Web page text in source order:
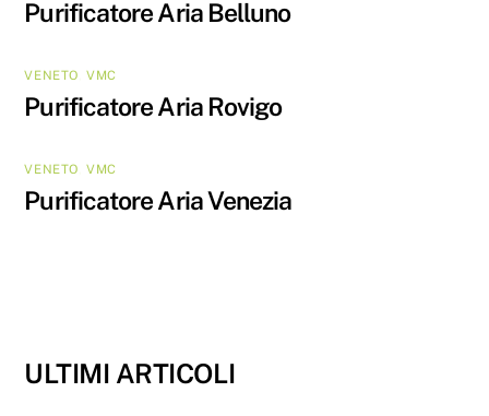
Purificatore Aria Belluno
VENETO ,VMC
Purificatore Aria Rovigo
VENETO ,VMC
Purificatore Aria Venezia
ULTIMI ARTICOLI